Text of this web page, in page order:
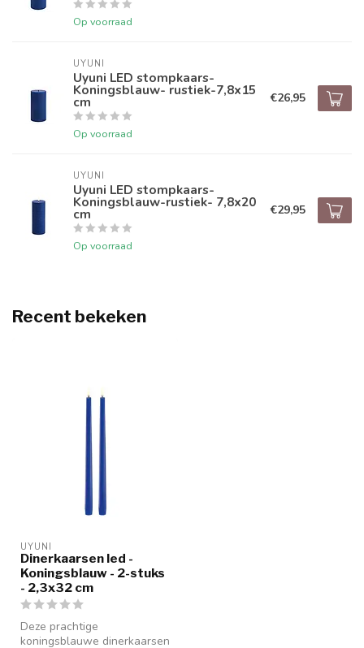
Op voorraad
UYUNI
Uyuni LED stompkaars-
Koningsblauw- rustiek-7,8x15
cm
Op voorraad
€26,95
UYUNI
Uyuni LED stompkaars-
Koningsblauw-rustiek- 7,8x20
cm
Op voorraad
€29,95
Recent bekeken
UYUNI
Dinerkaarsen led -
Koningsblauw - 2-stuks
- 2,3x32 cm
Deze prachtige
koningsblauwe dinerkaarsen